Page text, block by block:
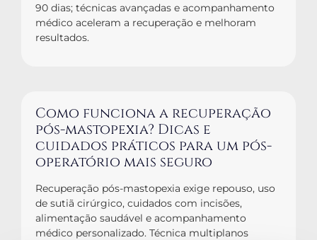
90 dias; técnicas avançadas e acompanhamento
médico aceleram a recuperação e melhoram
resultados.
Como funciona a recuperação
pós-mastopexia? Dicas e
cuidados práticos para um pós-
operatório mais seguro
Recuperação pós-mastopexia exige repouso, uso
de sutiã cirúrgico, cuidados com incisões,
alimentação saudável e acompanhamento
médico personalizado. Técnica multiplanos